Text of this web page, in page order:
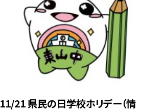
11/21 県民の日学校ホリデー（情